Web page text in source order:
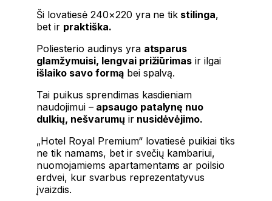
Ši lovatiesė 240×220 yra ne tik stilinga,
bet ir praktiška.
Poliesterio audinys yra atsparus
glamžymuisi, lengvai prižiūrimas ir ilgai
išlaiko savo formąbei spalvą.
Tai puikus sprendimas kasdieniam
naudojimui –apsaugo patalynę nuo
dulkių, nešvarumų irnusidėvėjimo.
„Hotel Royal Premium“ lovatiesė puikiai tiks
ne tik namams, bet ir svečių kambariui,
nuomojamiems apartamentams ar poilsio
erdvei, kur svarbus reprezentatyvus
įvaizdis.